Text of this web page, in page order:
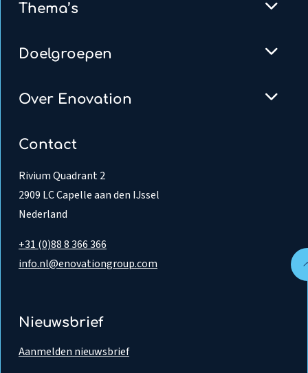
Thema’s
Doelgroepen
Over Enovation
Contact
Rivium Quadrant 2
2909 LC Capelle aan den IJssel
Nederland
+31 (0)88 8 366 366
info.nl@enovationgroup.com
Nieuwsbrief
Aanmelden nieuwsbrief